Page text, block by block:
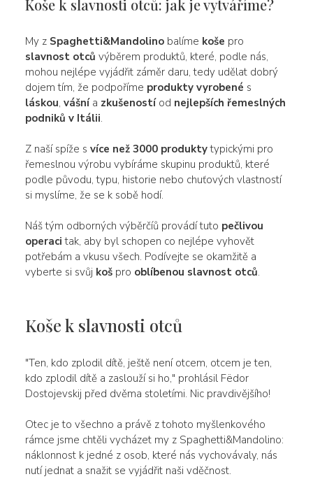
Koše k slavnosti otců: jak je vytváříme?
My z Spaghetti&Mandolinobalíme koše pro
slavnost otců výběrem produktů, které, podle nás,
mohou nejlépe vyjádřit záměr daru, tedy udělat dobrý
dojem tím, že podpoříme produkty vyrobené s
láskou, vášnía zkušenostíod nejlepších řemeslných
podniků v Itálii.
Z naší spíže s více než 3000 produktytypickými pro
řemeslnou výrobu vybíráme skupinu produktů, které
podle původu, typu, historie nebo chuťových vlastností
si myslíme, že se k sobě hodí.
Náš tým odborných výběrčíů provádí tuto pečlivou
operaci tak, aby byl schopen co nejlépe vyhovět
potřebám a vkusu všech. Podívejte se okamžitě a
vyberte si svůj košpro oblíbenou slavnost otců.
Koše k slavnosti otců
"Ten, kdo zplodil dítě, ještě není otcem, otcem je ten,
kdo zplodil dítě a zaslouží si ho," prohlásil Fëdor
Dostojevskij před dvěma stoletími. Nic pravdivějšího!
Otec je to všechno a právě z tohoto myšlenkového
rámce jsme chtěli vycházet my z Spaghetti&Mandolino:
náklonnost k jedné z osob, které nás vychovávaly, nás
nutí jednat a snažit se vyjádřit naši vděčnost.